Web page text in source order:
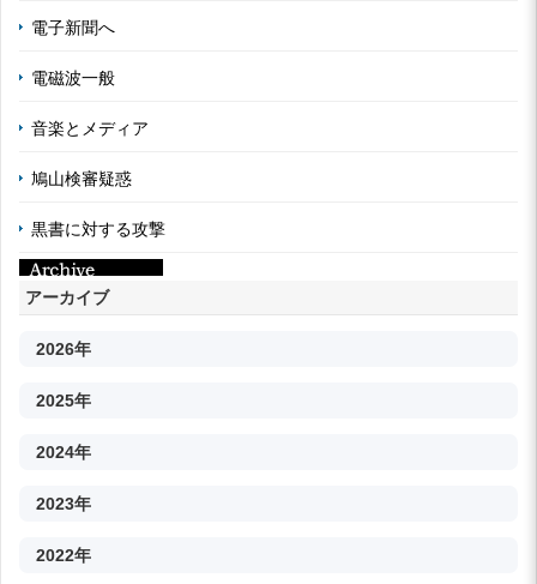
電子新聞へ
電磁波一般
音楽とメディア
鳩山検審疑惑
黒書に対する攻撃
アーカイブ
2026年
2025年
2024年
2023年
2022年